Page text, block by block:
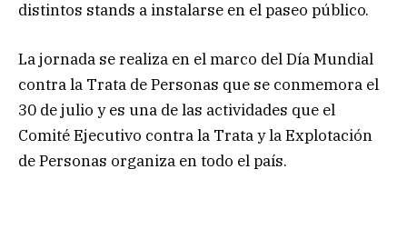
distintos stands a instalarse en el paseo público.
La jornada se realiza en el marco del Día Mundial
contra la Trata de Personas que se conmemora el
30 de julio y es una de las actividades que el
Comité Ejecutivo contra la Trata y la Explotación
de Personas organiza en todo el país.